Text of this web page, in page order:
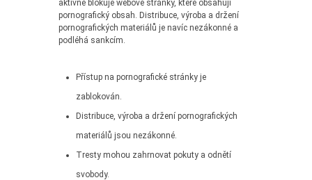
aktivně blokuje webové stránky, které obsahují
pornografický obsah. Distribuce, výroba a držení
pornografických materiálů je navíc nezákonné a
podléhá sankcím.
Přístup na pornografické stránky je
zablokován.
Distribuce, výroba a držení pornografických
materiálů jsou nezákonné.
Tresty mohou zahrnovat pokuty a odnětí
svobody.